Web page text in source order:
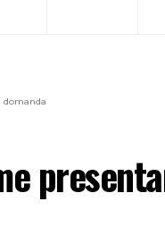
domanda